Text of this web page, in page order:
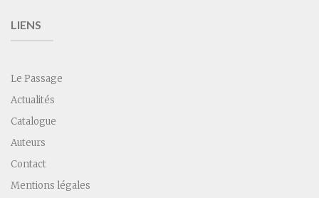
LIENS
Le Passage
Actualités
Catalogue
Auteurs
Contact
Mentions légales